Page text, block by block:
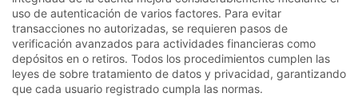
uso de autenticación de varios factores. Para evitar
transacciones no autorizadas, se requieren pasos de
verificación avanzados para actividades financieras como
depósitos en o retiros. Todos los procedimientos cumplen las
leyes de sobre tratamiento de datos y privacidad, garantizando
que cada usuario registrado cumpla las normas.